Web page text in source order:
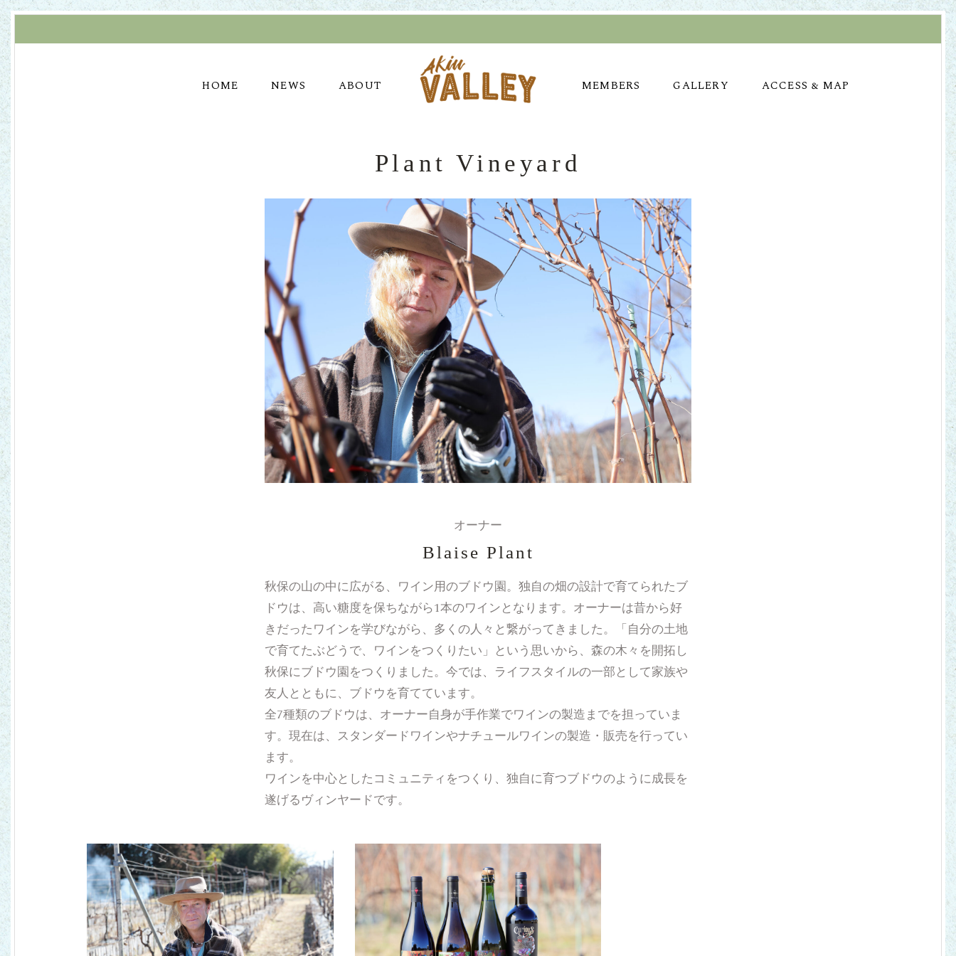
HOME NEWS ABOUT MEMBERS GALLERY ACCESS & MAP
Plant Vineyard
オーナー
Blaise Plant
秋保の山の中に広がる、ワイン用のブドウ園。独自の畑の設計で育てられたブ
ドウは、高い糖度を保ちながら1本のワインとなります。オーナーは昔から好
きだったワインを学びながら、多くの人々と繋がってきました。「自分の土地
で育てたぶどうで、ワインをつくりたい」という思いから、森の木々を開拓し
秋保にブドウ園をつくりました。今では、ライフスタイルの一部として家族や
友人とともに、ブドウを育てています。
全7種類のブドウは、オーナー自身が手作業でワインの製造までを担っていま
す。現在は、スタンダードワインやナチュールワインの製造・販売を行ってい
ます。
ワインを中心としたコミュニティをつくり、独自に育つブドウのように成長を
遂げるヴィンヤードです。